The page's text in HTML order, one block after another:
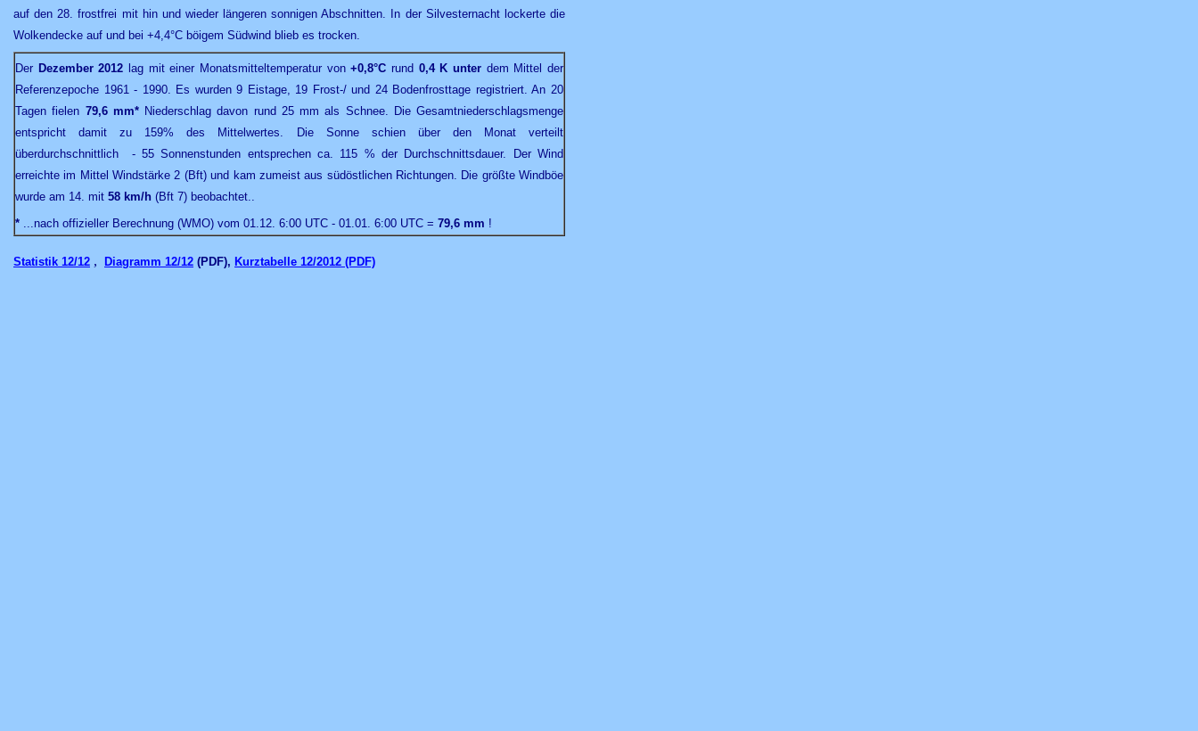
auf den 28. frostfrei mit hin und wieder längeren sonnigen Abschnitten. In der Silvesternacht lockerte die
Wolkendecke auf und bei +4,4°C böigem Südwind blieb es trocken.
Der Dezember 2012 lag mit einer Monatsmitteltemperatur von+0,8°C rund 0,4 K unter dem Mittel der
Referenzepoche 1961 - 1990. Es wurden 9 Eistage, 19 Frost-/ und 24 Bodenfrosttage registriert. An 20
Tagen fielen 79,6 mm*Niederschlag davon rund 25 mm als Schnee. Die Gesamtniederschlagsmenge
entspricht damit zu 159% des Mittelwertes. Die Sonne schien über den Monat verteilt
überdurchschnittlich - 55 Sonnenstunden entsprechen ca. 115 % der Durchschnittsdauer. Der Wind
erreichte im Mittel Windstärke 2 (Bft) und kam zumeist aus südöstlichen Richtungen. Die größte Windböe
wurde am 14. mit 58 km/h (Bft 7) beobachtet..
*
...nach offizieller Berechnung (WMO) vom 01.12. 6:00 UTC - 01.01. 6:00 UTC = 79,6 mm !
Statistik 12/12 , Diagramm 12/12 (PDF), Kurztabelle 12/2012 (PDF)